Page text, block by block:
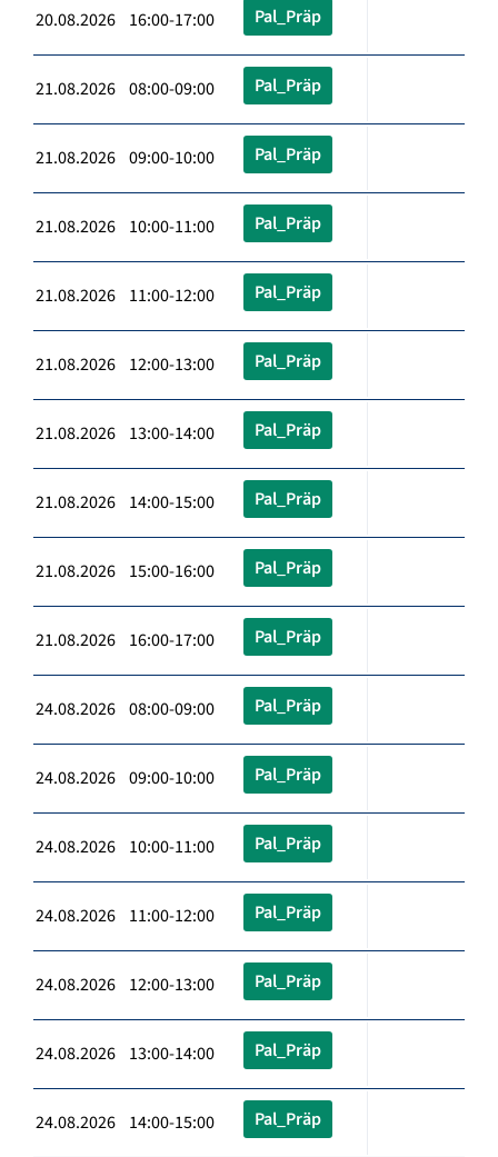
20.08.2026 16:00-17:00 Pal_Präp
21.08.2026 08:00-09:00 Pal_Präp
21.08.2026 09:00-10:00 Pal_Präp
21.08.2026 10:00-11:00 Pal_Präp
21.08.2026 11:00-12:00 Pal_Präp
21.08.2026 12:00-13:00 Pal_Präp
21.08.2026 13:00-14:00 Pal_Präp
21.08.2026 14:00-15:00 Pal_Präp
21.08.2026 15:00-16:00 Pal_Präp
21.08.2026 16:00-17:00 Pal_Präp
24.08.2026 08:00-09:00 Pal_Präp
24.08.2026 09:00-10:00 Pal_Präp
24.08.2026 10:00-11:00 Pal_Präp
24.08.2026 11:00-12:00 Pal_Präp
24.08.2026 12:00-13:00 Pal_Präp
24.08.2026 13:00-14:00 Pal_Präp
24.08.2026 14:00-15:00 Pal_Präp